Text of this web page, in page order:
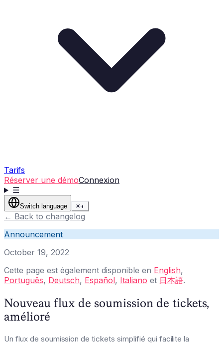
Tarifs
Réserver une démoConnexion
☰
Switch language ☀◐
← Back to changelog
Announcement
October 19, 2022
Cette page est également disponible en English,
Português, Deutsch, Español, Italiano et 日本語.
Nouveau flux de soumission de tickets,
amélioré
Un flux de soumission de tickets simplifié qui facilite la